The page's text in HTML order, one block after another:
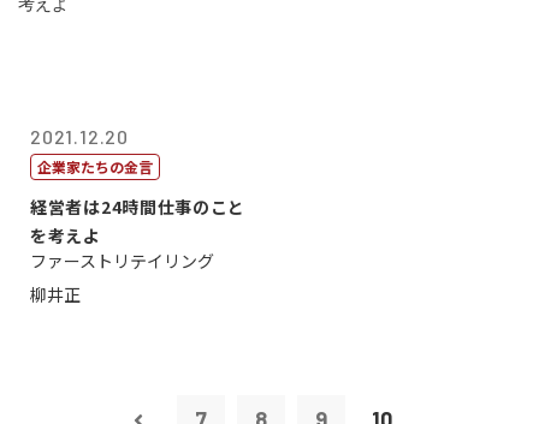
2021.12.20
企業家たちの金言
経営者は24時間仕事のこと
を考えよ
ファーストリテイリング
柳井正